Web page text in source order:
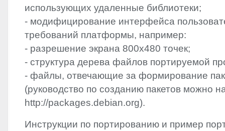
использующих удаленные библиотеки;
- модифицирование интерфейса
требований платформы, например:
- разрешение экрана 800х480 точек;
- структура дерева файлов портируемой
- файлы, отвечающие за формирование
(руководство по созданию пакетов можно
http://packages.debian.org).
Инструкции по портированию и пример